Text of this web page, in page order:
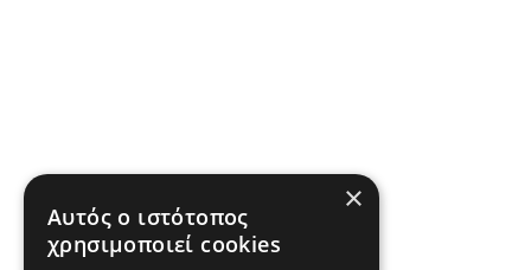
×
Αυτός ο ιστότοπος
χρησιμοποιεί cookies